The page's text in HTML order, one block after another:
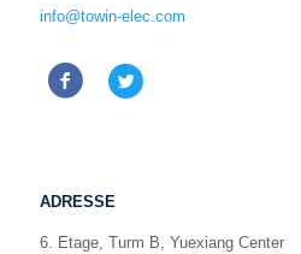
info@towin-elec.com
ADRESSE
6. Etage, Turm B, Yuexiang Center